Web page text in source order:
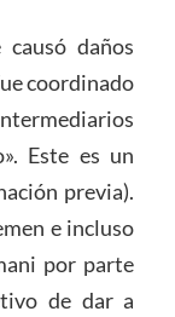
daños
coordinado
Este es un
previa).
e incluso
por parte
de dar a